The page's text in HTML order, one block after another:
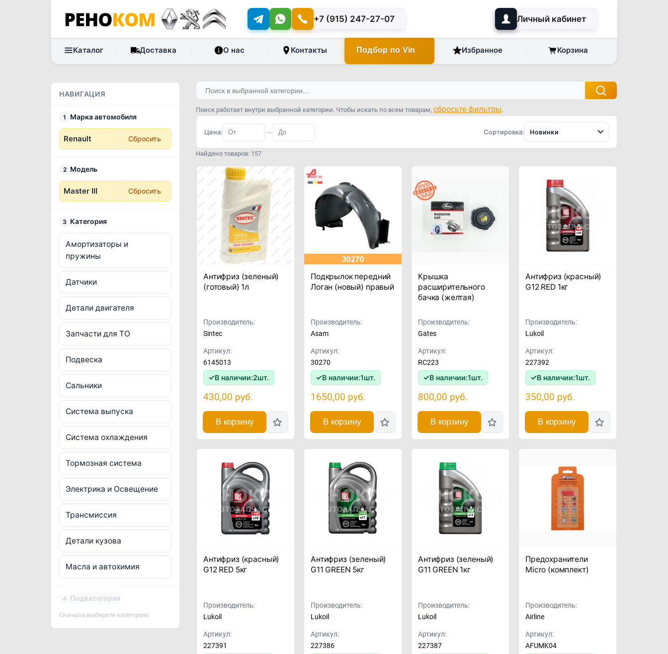
+7 (915) 247-27-07 Личный кабинет
Каталог Доставка О нас Контакты Подбор по Vin Избранное Корзина
НАВИГАЦИЯ
1 Марка автомобиля
Renault Сбросить
2 Модель
Master III Сбросить
3 Категория
Амортизаторы и
пружины
Датчики
Детали двигателя
Запчасти для ТО
Подвеска
Сальники
Система выпуска
Система охлаждения
Тормозная система
Электрика и Освещение
Трансмиссия
Детали кузова
Масла и автохимия
4 Подкатегория
Сначала выберите категорию.
Поиск работает внутри выбранной категории. Чтобы искать по всем товарам, сбросьте фильтры.
Цена: — Сортировка: Новинки
Найдено товаров: 157
Антифриз (зеленый)
(готовый) 1л
Производитель:
Sintec
Артикул:
6145013
В наличии:2шт.
430,00 руб.
В корзину
Подкрылок передний
Логан (новый) правый
Производитель:
Asam
Артикул:
30270
В наличии:1шт.
1650,00 руб.
В корзину
Крышка
расширительного
бачка (желтая)
Производитель:
Gates
Артикул:
RC223
В наличии:1шт.
800,00 руб.
В корзину
Антифриз (красный)
G12 RED 1кг
Производитель:
Lukoil
Артикул:
227392
В наличии:1шт.
350,00 руб.
В корзину
Антифриз (красный)
G12 RED 5кг
Производитель:
Lukoil
Артикул:
227391
Антифриз (зеленый)
G11 GREEN 5кг
Производитель:
Lukoil
Артикул:
227386
Антифриз (зеленый)
G11 GREEN 1кг
Производитель:
Lukoil
Артикул:
227387
Предохранители
Micro (комплект)
Производитель:
Airline
Артикул:
AFUMK04